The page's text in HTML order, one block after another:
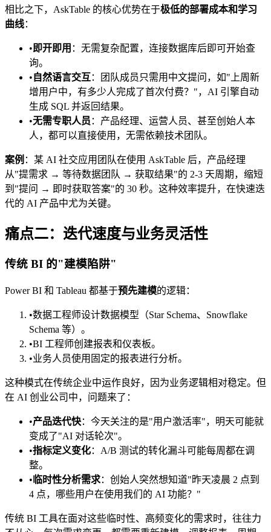
相比之下，AskTable 的核心优势在于极低的部署成本和学习
曲线：
• 即开即用 ：无需复杂配置，连接数据库后即可开始查
询。
• 自然语言交互 ：团队成员只需用中文提问，如"上周新
增用户中，有多少人完成了首次付费？"，AI 引擎自动
生成 SQL 并返回结果。
•无需专职人员 ：产品经理、运营人员、甚至创始人本
人，都可以直接使用，无需依赖技术团队。
案例 ：某 AI 社交应用团队在使用 AskTable 后，产品经理
从"提需求 → 等待数据团队 → 获取结果"的 2-3 天周期，缩短
到"提问 → 即时获取答案"的 30 秒。这种效率提升，在快速迭
代的 AI 产品中尤为关键。
痛点二：迭代速度与业务灵活性
传统 BI 的"建模陷阱"
Power BI 和 Tableau 都基于预先建模的逻辑：
•数据工程师设计数据模型（Star Schema、Snowflake
Schema 等）。
•BI 工程师创建报表和仪表板。
•业务人员使用固定的报表进行分析。
这种模式在传统企业中运作良好，因为业务逻辑相对稳定。但
在 AI 创业公司中，问题来了：
•产品迭代快：今天关注的是"用户激活率"，明天可能就
变成了"AI 对话轮次"。
•指标定义变化：A/B 测试的转化漏斗可能每周都在调
整。
• 临时性分析需求：创始人突然想知道"昨天凌晨 2 点到
4 点，哪些用户在使用我们的 AI 功能？"
传统 BI 工具在面对这些临时性、高频变化的需求时，往往力